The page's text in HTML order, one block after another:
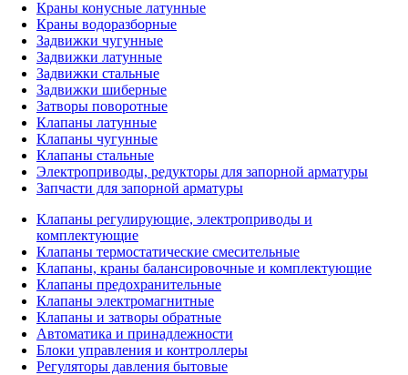
Краны конусные латунные
Краны водоразборные
Задвижки чугунные
Задвижки латунные
Задвижки стальные
Задвижки шиберные
Затворы поворотные
Клапаны латунные
Клапаны чугунные
Клапаны стальные
Электроприводы, редукторы для запорной арматуры
Запчасти для запорной арматуры
Клапаны регулирующие, электроприводы и
комплектующие
Клапаны термостатические смесительные
Клапаны, краны балансировочные и комплектующие
Клапаны предохранительные
Клапаны электромагнитные
Клапаны и затворы обратные
Автоматика и принадлежности
Блоки управления и контроллеры
Регуляторы давления бытовые